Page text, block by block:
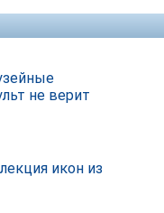
не верит
икон из